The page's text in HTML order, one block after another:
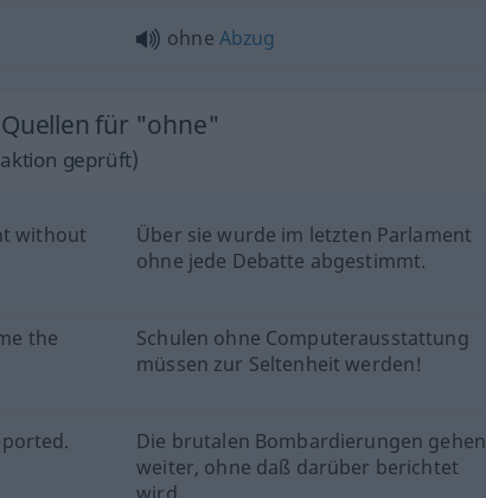
ohne Abzug
für "ohne"
geprüft)
without
Über sie wurde im letzten Parlament
ohne jede Debatte abgestimmt.
the
Schulen ohne Computerausstattung
müssen zur Seltenheit werden!
Die brutalen Bombardierungen gehen
weiter, ohne daß darüber berichtet